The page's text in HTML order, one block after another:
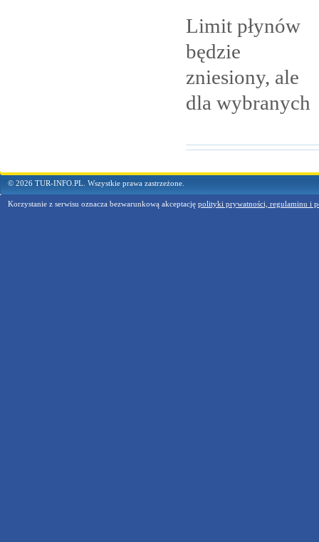
Limit płynów
będzie
zniesiony, ale
dla wybranych
© 2026 TUR-INFO.PL. Wszystkie prawa zastrzeżone.
Korzystanie z serwisu oznacza bezwarunkową akceptację polityki prywatności, regulaminu i